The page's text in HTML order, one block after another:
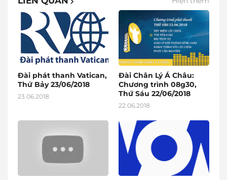
Đài phát thanh Vatican,
Thứ Bảy 23/06/2018
23.06.2018
Đài Chân Lý Á Châu:
Chương trình 08g30,
Thứ Sáu 22/06/2018
22.06.2018